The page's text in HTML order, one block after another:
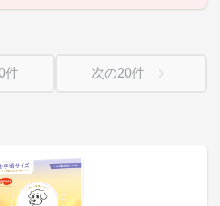
件 次の20件